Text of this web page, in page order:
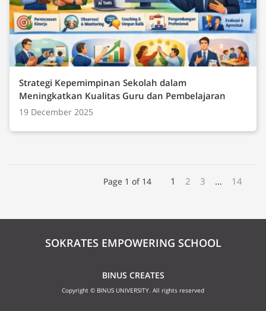
Strategi Kepemimpinan Sekolah dalam
Meningkatkan Kualitas Guru dan Pembelajaran
19 December 2025
Page 1 of 14 1 2 3 … 14
SOKRATES EMPOWERING SCHOOL
BINUS CREATES
Copyright © BINUS UNIVERSITY. All rights reserved